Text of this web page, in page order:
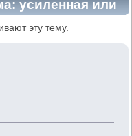
усиленная или
устойчивости?
эту тему.